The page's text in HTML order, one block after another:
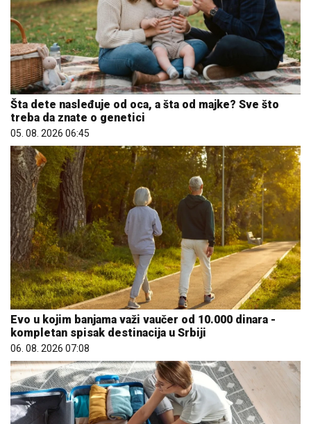
Šta dete nasleđuje od oca, a šta od majke? Sve što
treba da znate o genetici
05. 08. 2026 06:45
Evo u kojim banjama važi vaučer od 10.000 dinara -
kompletan spisak destinacija u Srbiji
06. 08. 2026 07:08